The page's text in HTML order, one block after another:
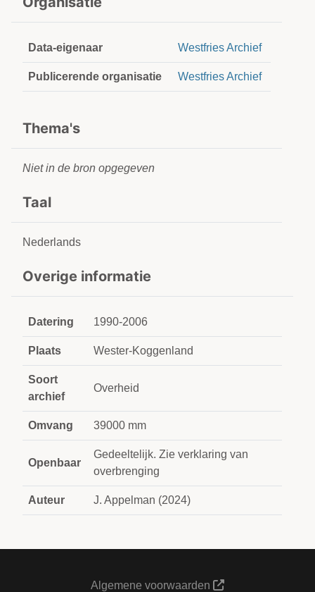
Data-eigenaar Westfries Archief
Publicerende organisatie Westfries Archief
Thema's
Niet in de bron opgegeven
Taal
Nederlands
Overige informatie
Datering 1990-2006
Plaats Wester-Koggenland
Soort
archief
Overheid
Omvang 39000 mm
Openbaar
Gedeeltelijk. Zie verklaring van
overbrenging
Auteur J. Appelman (2024)
Algemene voorwaarden